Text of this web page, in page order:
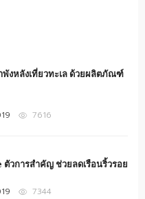
พังหลังเที่ยวทะเล ด้วยผลิตภัณฑ์
7616
วการสำคัญ ช่วยลดเรือนริ้วรอย
7344